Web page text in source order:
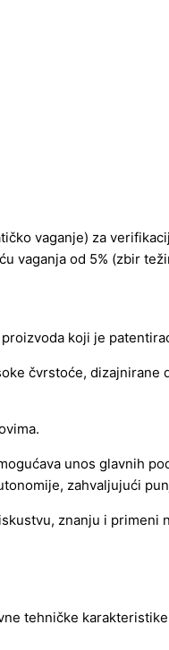
vaganje) za
vaganja od 5% (zbir
koji je
čvrstoće,
unos glavnih
zahvaljujući
znanju i
tehničke